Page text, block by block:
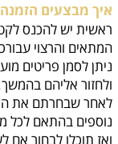
איך מבצעים
ראשית יש להכנס
המתאים והרצוי
ניתן לסמן פריטים
ולחזור אליהם
לאחר שבחרתם את
נוספים בהתאם לכל
ואז תוכלו לבחור אם